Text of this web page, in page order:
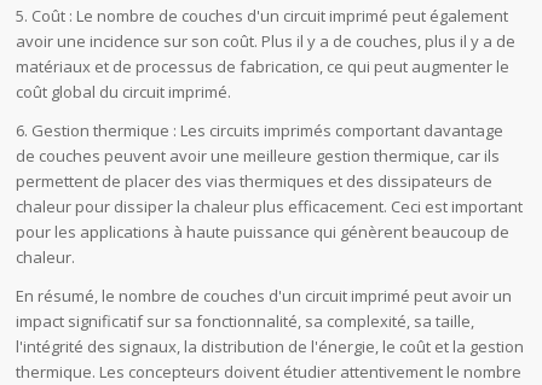
5. Coût : Le nombre de couches d'un circuit imprimé peut également
avoir une incidence sur son coût. Plus il y a de couches, plus il y a de
matériaux et de processus de fabrication, ce qui peut augmenter le
coût global du circuit imprimé.
6. Gestion thermique : Les circuits imprimés comportant davantage
de couches peuvent avoir une meilleure gestion thermique, car ils
permettent de placer des vias thermiques et des dissipateurs de
chaleur pour dissiper la chaleur plus efficacement. Ceci est important
pour les applications à haute puissance qui génèrent beaucoup de
chaleur.
En résumé, le nombre de couches d'un circuit imprimé peut avoir un
impact significatif sur sa fonctionnalité, sa complexité, sa taille,
l'intégrité des signaux, la distribution de l'énergie, le coût et la gestion
thermique. Les concepteurs doivent étudier attentivement le nombre